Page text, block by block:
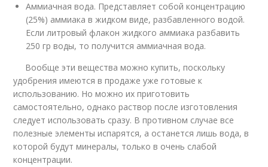
Аммиачная вода. Представляет собой концентрацию
(25%) аммиака в жидком виде, разбавленного водой.
Если литровый флакон жидкого аммиака разбавить
250 гр воды, то получится аммиачная вода.
Вообще эти вещества можно купить, поскольку
удобрения имеются в продаже уже готовые к
использованию. Но можно их приготовить
самостоятельно, однако раствор после изготовления
следует использовать сразу. В противном случае все
полезные элементы испарятся, а останется лишь вода, в
которой будут минералы, только в очень слабой
концентрации.